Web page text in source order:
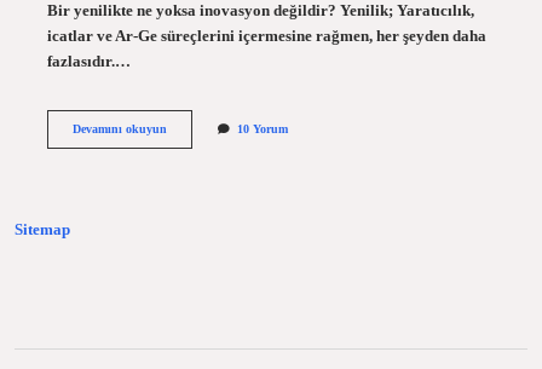
Bir yenilikte ne yoksa inovasyon değildir? Yenilik; Yaratıcılık,
icatlar ve Ar-Ge süreçlerini içermesine rağmen, her şeyden daha
fazlasıdır.…
Devamını okuyunHer
10 Yorum
Sitemap